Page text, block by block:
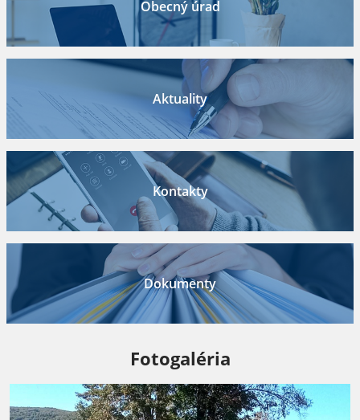
Obecný úrad
Aktuality
Kontakty
Dokumenty
Fotogaléria